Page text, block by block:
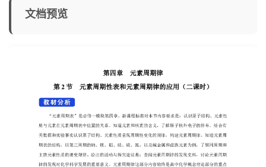
文档预览